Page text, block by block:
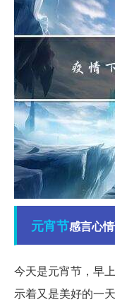
元宵节感言心
今天是元宵节，早
示着又是美好的一